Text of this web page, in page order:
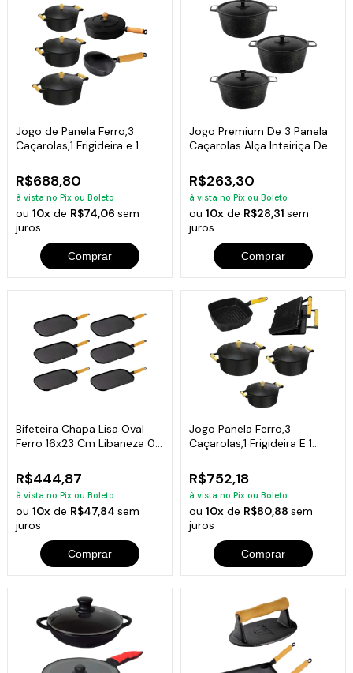
Jogo de Panela Ferro,3
Caçarolas,1 Frigideira e 1
R$688,80
à vista no Pix ou Boleto
ou10x de R$74,06sem
juros
Comprar
Jogo Premium De 3 Panela
Caçarolas Alça Inteiriça De
20cm
R$263,30
à vista no Pix ou Boleto
ou 10xde R$28,31 sem
juros
Comprar
Bifeteira Chapa Lisa Oval
Ferro 16x23 Cm Libaneza 06
R$444,87
à vista no Pix ou Boleto
ou10x de R$47,84sem
juros
Comprar
Jogo Panela Ferro,3
Caçarolas,1 Frigideira E 1
R$752,18
à vista no Pix ou Boleto
ou 10xde R$80,88 sem
juros
Comprar